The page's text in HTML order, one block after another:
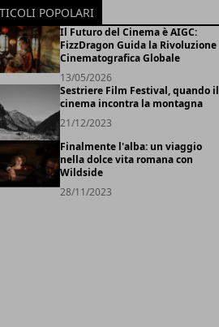
POPOLARI
Il Futuro del Cinema è AIGC:
FizzDragon Guida la Rivoluzione
Cinematografica Globale
13/05/2026
Sestriere Film Festival, quando il
cinema incontra la montagna
21/12/2023
Finalmente l'alba: un viaggio
nella dolce vita romana con
Wildside
28/11/2023